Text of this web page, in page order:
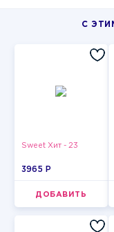
С
Sweet Хит - 23
3965 P
ДОБАВИТЬ